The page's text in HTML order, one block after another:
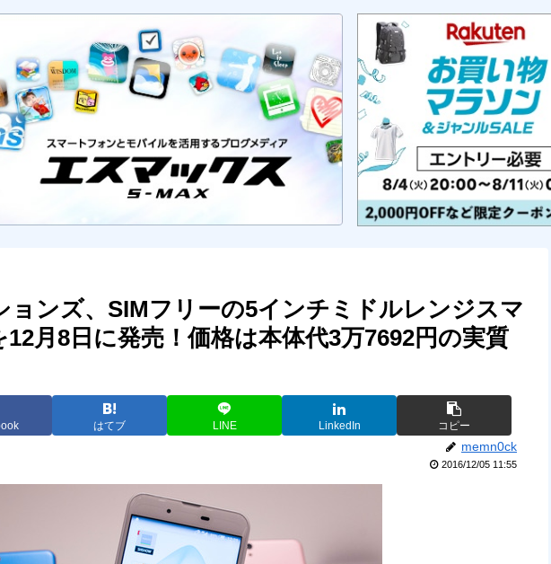
ョンズ、SIMフリーの5インチミドルレンジスマ
月8日に発売！価格は本体代3万7692円の実質
はてブ LINE LinkedIn コピー
memn0ck
2016/12/05 11:55